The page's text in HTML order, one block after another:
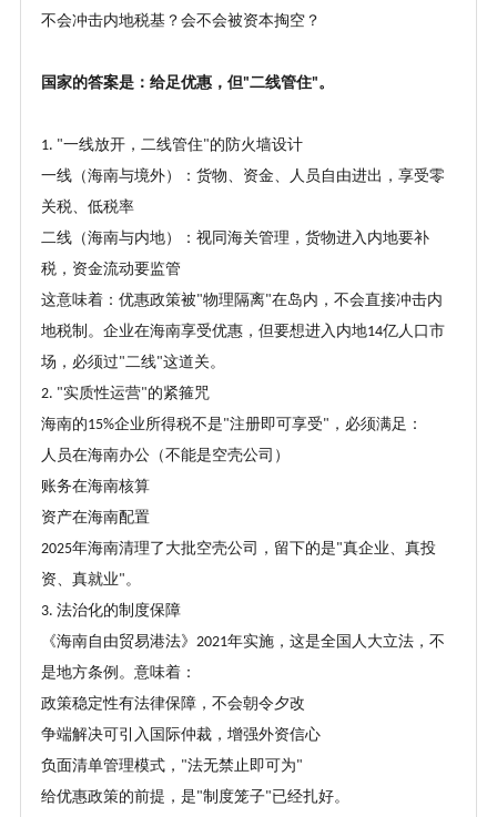
不会冲击内地税基？会不会被资本掏空？
国家的答案是：给足优惠，但"二线管住"。
1. "一线放开，二线管住"的防火墙设计
一线（海南与境外）：货物、资金、人员自由进出，享受零
关税、低税率
二线（海南与内地）：视同海关管理，货物进入内地要补
税，资金流动要监管
这意味着：优惠政策被"物理隔离"在岛内，不会直接冲击内
地税制。企业在海南享受优惠，但要想进入内地14亿人口市
场，必须过"二线"这道关。
2. "实质性运营"的紧箍咒
海南的15%企业所得税不是"注册即可享受" ，必须满足：
人员在海南办公（不能是空壳公司）
账务在海南核算
资产在海南配置
2025年海南清理了大批空壳公司，留下的是"真企业、真投
资、真就业"。
3. 法治化的制度保障
《海南自由贸易港法》 2021年实施，这是全国人大立法，不
是地方条例。意味着：
政策稳定性有法律保障，不会朝令夕改
争端解决可引入国际仲裁，增强外资信心
负面清单管理模式， "法无禁止即可为"
给优惠政策的前提，是"制度笼子"已经扎好。